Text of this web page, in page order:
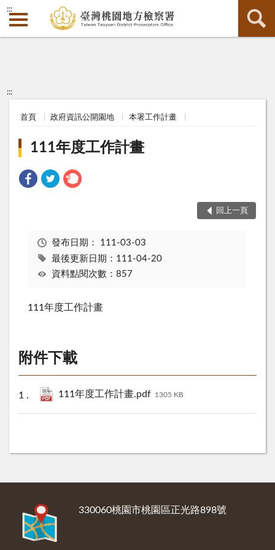
:::
:::
首頁 政府資訊公開園地 本署工作計畫
111年度工作計畫
回上一頁
發布日期： 111-03-03
最後更新日期：111-04-20
資料點閱次數：857
111年度工作計畫
附件下載
111年度工作計畫.pdf 1305 KB
330060桃園市桃園區正光路898號